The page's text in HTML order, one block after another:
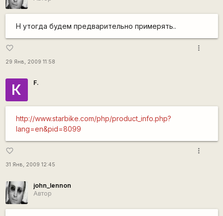
Н утогда будем предварительно примерять..
favorite_border
29 Янв, 2009 11:58
more_vert
К F.
http://www.starbike.com/php/product_info.php?
lang=en&pid=8099
favorite_border
31 Янв, 2009 12:45
more_vert
john_lennon
Автор